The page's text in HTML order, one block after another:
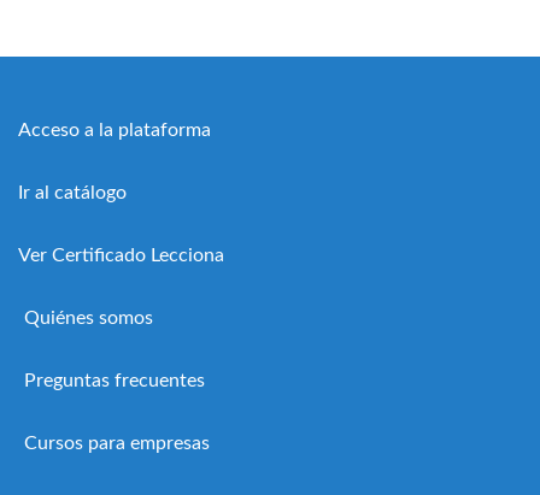
Acceso a la plataforma
Ir al catálogo
Ver Certificado Lecciona
Quiénes somos
Preguntas frecuentes
Cursos para empresas